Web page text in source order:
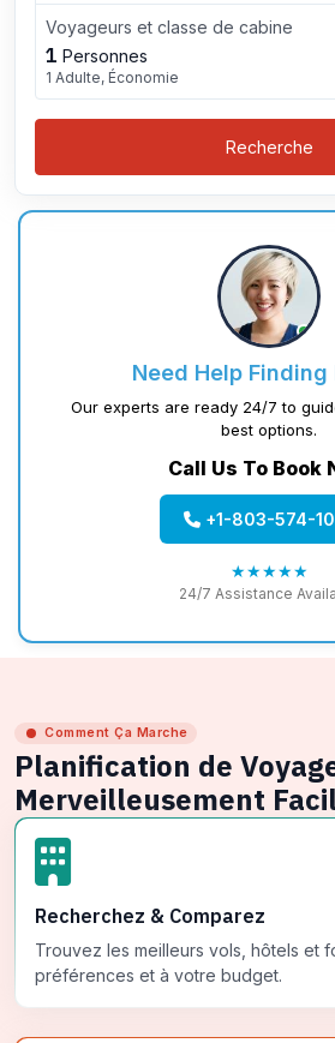
Voyageurs et classe de cabine
1 Personnes
1 Adulte, Économie
Recherche
Need Help Finding
Our experts are ready 24/7 to
best options.
Call Us To Book
+1-803-574-
★★★★★
24/7 Assistance
Comment Ça Marche
Planification de
Merveilleusement
Recherchez & Comparez
Trouvez les meilleurs vols, hôtels et
préférences et à votre budget.